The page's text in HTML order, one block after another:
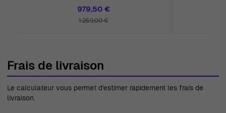
979,50 €
1 259,00 €
Frais de livraison
Le calculateur vous permet d'estimer rapidement les frais de
livraison.